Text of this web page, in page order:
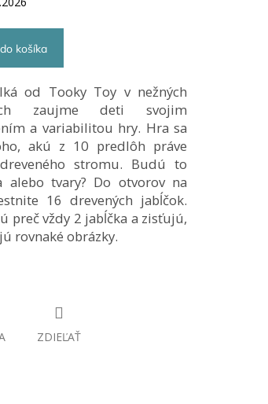
košíka
od Tooky Toy v nežných
zaujme deti svojim
a variabilitou hry. Hra sa
akú z 10 predlôh práve
stromu. Budú to
alebo tvary? Do otvorov na
16 drevených jabĺčok.
preč vždy 2 jabĺčka a zisťujú,
rovnaké obrázky.
ZDIEĽAŤ